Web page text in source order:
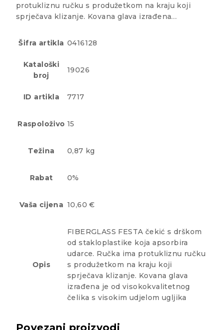
protukliznu ručku s produžetkom na kraju koji
sprječava klizanje. Kovana glava izrađena…
Šifra artikla 0416128
Kataloški
broj
19026
ID artikla 7717
Raspoloživo 15
Težina 0,87 kg
Rabat 0%
Vaša cijena 10,60 €
Opis
FIBERGLASS FESTA čekić s drškom
od stakloplastike koja apsorbira
udarce. Ručka ima protukliznu ručku
s produžetkom na kraju koji
sprječava klizanje. Kovana glava
izrađena je od visokokvalitetnog
čelika s visokim udjelom ugljika
Povezani proizvodi